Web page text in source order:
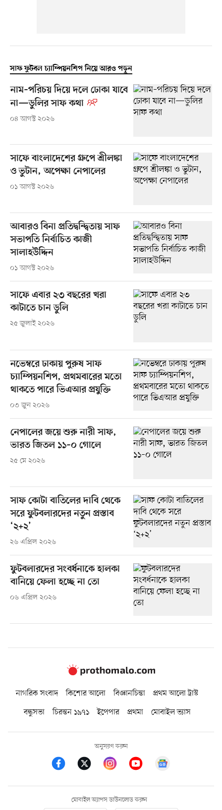
সাফ ফুটবল চ্যাম্পিয়নশিপ নিয়ে আরও পড়ুন
নাম–পরিচয় দিয়ে দলে ঢোকা যাবে
না—ডুলির সাফ কথা
০৪ আগস্ট ২০২৬
সাফে বাংলাদেশের গ্রুপে শ্রীলঙ্কা
ও ভুটান, অপেক্ষা নেপালের
০১ আগস্ট ২০২৬
আবারও বিনা প্রতিদ্বন্দ্বিতায় সাফ
সভাপতি নির্বাচিত কাজী
সালাহউদ্দিন
০১ আগস্ট ২০২৬
সাফে এবার ২৩ বছরের খরা
কাটাতে চান ডুলি
২৫ জুলাই ২০২৬
নভেম্বরে ঢাকায় পুরুষ সাফ
চ্যাম্পিয়নশিপ, প্রথমবারের মতো
থাকতে পারে ভিএআর প্রযুক্তি
০৩ জুন ২০২৬
নেপালের জয়ে শুরু নারী সাফ,
ভারত জিতল ১১–০ গোলে
২৫ মে ২০২৬
সাফ কোটা বাতিলের দাবি থেকে
সরে ফুটবলারদের নতুন প্রস্তাব
‘২+২’
২৬ এপ্রিল ২০২৬
ফুটবলারদের সংবর্ধনাকে হালকা
বানিয়ে ফেলা হচ্ছে না তো
০৬ এপ্রিল ২০২৬
নাগরিক সংবাদ কিশোর আলো বিজ্ঞানচিন্তা
প্রথম আলো ট্রাস্ট
বন্ধুসভা
চিরন্তন ১৯৭১ ইপেপার প্রথমা মোবাইল ভ্যাস
অনুসরণ করুন
মোবাইল অ্যাপস ডাউনলোড করুন